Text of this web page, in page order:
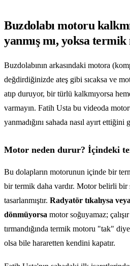
Buzdolabı motoru
yanmış mı, yoksa termik
Buzdolabının arkasındaki motora
değdirdiğinizde ateş gibi sıcaksa ve
atıp duruyor, bir türlü kalkmıyorsa
varmayın. Fatih Usta bu videoda
yanmadığını sahada nasıl ayırt ettiğini
Motor neden durur? İçindeki
Bu dolapların motorunun içinde bir
bir termik daha vardır. Motor belirli bir
tasarlanmıştır. Radyatör tıkalıysa
dönmüyorsa motor soğuyamaz;
tırmandığında termik motoru "tak"
olsa bile hararetten kendini kapatır.